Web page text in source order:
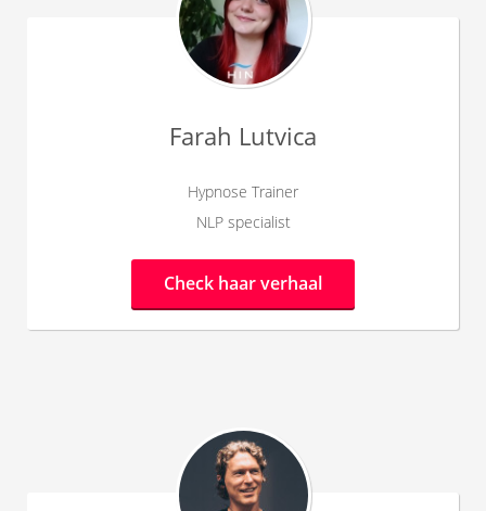
Farah Lutvica
Hypnose Trainer
NLP specialist
Check haar verhaal